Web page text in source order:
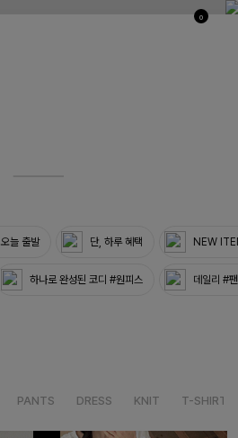
0
오늘 출발 단, 하루 혜택 NEW
하나로 완성된 코디 #원피스 데일리 #
PANTS DRESS KNIT T-SHIRT